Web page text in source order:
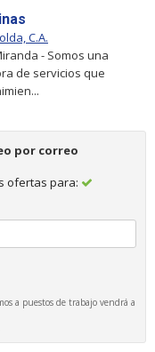
C.A.
- Somos una
de servicios que
por correo
ofertas para:
a puestos de trabajo vendrá a